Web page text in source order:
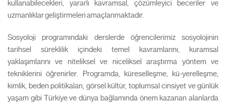
kullanabilecekleri, yararlı kavramsal, çözümleyici beceriler ve
uzmanlıklar geliştirmeleri amaçlanmaktadır.
Sosyoloji programındaki derslerde öğrencilerimiz sosyolojinin
tarihsel süreklilik içindeki temel kavramlarını, kuramsal
yaklaşımlarını ve niteliksel ve niceliksel araştırma yöntem ve
tekniklerini öğrenirler. Programda, küreselleşme, kü-yerelleşme,
kimlik, beden politikaları, görsel kültür, toplumsal cinsiyet ve günlük
yaşam gibi Türkiye ve dünya bağlamında önem kazanan alanlarda